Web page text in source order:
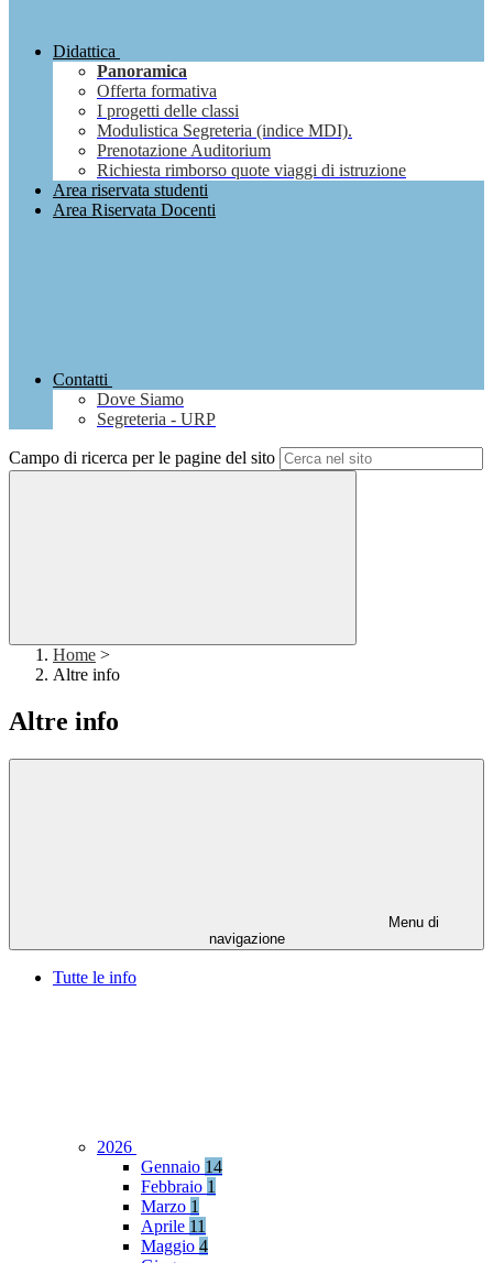
Didattica
Panoramica
Offerta formativa
I progetti delle classi
Modulistica Segreteria (indice MDI).
Prenotazione Auditorium
Richiesta rimborso quote viaggi di istruzione
Area riservata studenti
Area Riservata Docenti
Contatti
Dove Siamo
Segreteria - URP
Campo di ricerca per le pagine del sito
Home >
Altre info
Altre info
Menu di
navigazione
Tutte le info
2026
Gennaio 14
Febbraio 1
Marzo 1
Aprile 11
Maggio 4